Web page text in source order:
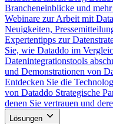
Brancheneinblicke und mehr
Webinare zur Arbeit mit
Neuigkeiten,
Expertentipps zur
Sie, wie Dataddo im
Datenintegrationstools
und Demonstrationen von
Entdecken Sie die
von Dataddo Strategische
denen Sie vertrauen und
Lösungen